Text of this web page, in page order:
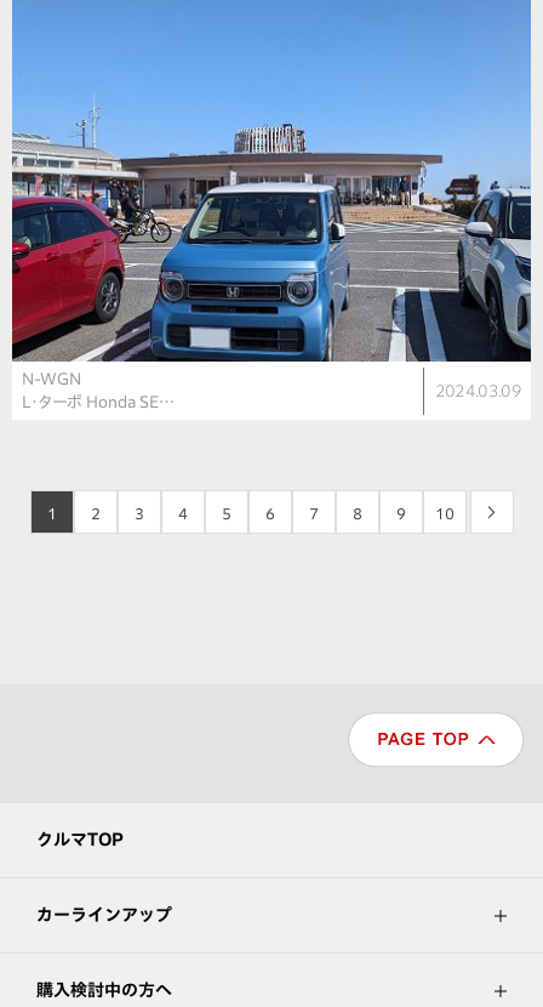
N-WGN
L・ターボ Honda SE…
2024.03.09
1 2 3 4 5 6 7 8 9 10 >
クルマTOP
カーラインアップ
購入検討中の方へ